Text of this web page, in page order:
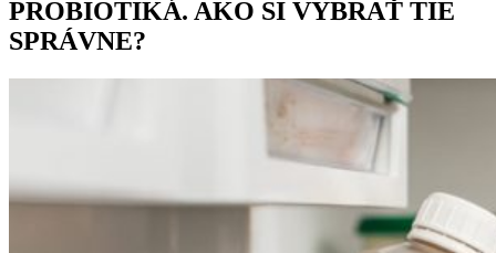
PROBIOTIKÁ. AKO SI VYBRAŤ TIE
SPRÁVNE?